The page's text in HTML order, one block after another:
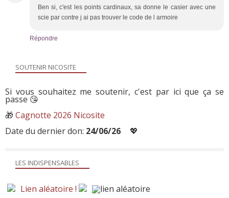
Ben si, c'est les points cardinaux, sa donne le casier avec une
scie par contre j ai pas trouver le code de l armoire
Répondre
LES INDISPENSABLES
Lien aléatoire !
SOUTENIR NICOSITE
Si vous souhaitez me soutenir, c'est par ici que ça se
passe 😘
🎁 Cagnotte 2026 Nicosite
Date du dernier don: 24/06/26 💖